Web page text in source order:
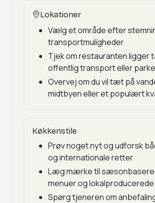
Lokationer
Vælg et område efter
transportmuligheder
Tjek om restauranten ligger
offentlig transport eller
Overvej om du vil tæt på
midtbyen eller et populært
Køkkenstile
Prøv noget nyt og udforsk
og internationale retter
Læg mærke til
menuer og
Spørg tjeneren om